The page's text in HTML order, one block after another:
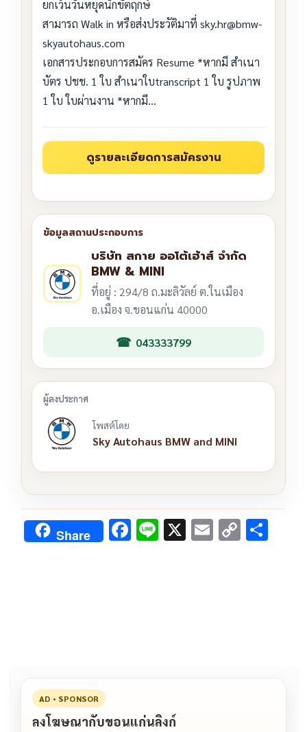
ยกเว้นวันหยุดนักขัตฤกษ์
สามารถ Walk in หรือส่งประวัติมาที่ sky.hr@bmw-
skyautohaus.com
เอกสารประกอบการสมัคร Resume *หากมี สำเนา
บัตร ปชช. 1 ใบ สำเนาใบtranscript 1 ใบ รูปภาพ
1 ใบ ใบผ่านงาน *หากมี…
บริษัท สกาย ออโต้เฮ้าส์ จำกัด
BMW & MINI
ที่อยู่ : 294/8 ถ.มะลิวัลย์ ต.ในเมือง
อ.เมือง จ.ขอนแก่น 40000
043333799
โพสต์โดย
Sky Autohaus BMW and MINI
Share F Li X E C
AD • SPONSOR
ลงโฆษณากับขอนแก่นลิงก์